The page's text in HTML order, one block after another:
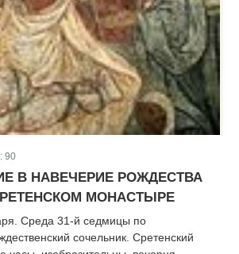
90
В НАВЕЧЕРИЕ РОЖДЕСТВА
МОНАСТЫРЕ
Среда 31-й седмицы по
сочельник. Сретенский